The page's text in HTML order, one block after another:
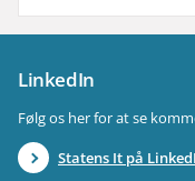
LinkedIn
Følg os her for at se
Statens It på